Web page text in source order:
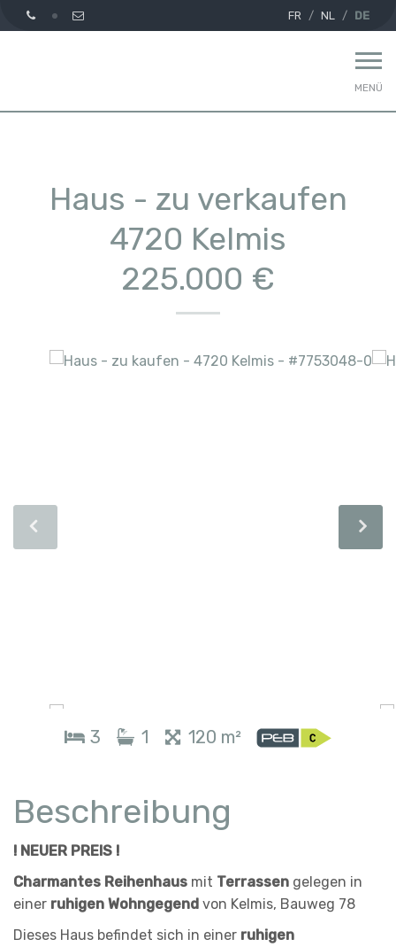
FR NL DE
MENÜ
Haus - zu verkaufen
4720 Kelmis
225.000 €
3 1 120 m²
Beschreibung
! NEUER PREIS !
Charmantes Reihenhaus mit Terrassen gelegen in
einer ruhigen Wohngegend von Kelmis, Bauweg 78
Dieses Haus befindet sich in einer ruhigen